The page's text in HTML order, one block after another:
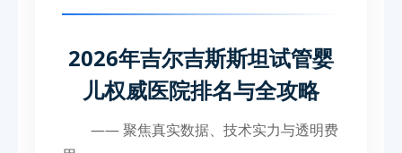
2026年吉尔吉斯斯坦试管婴
儿权威医院排名与全攻略
—— 聚焦真实数据、技术实力与透明费